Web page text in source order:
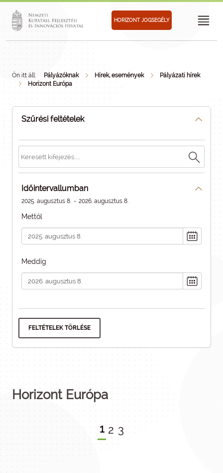
HORIZONT JOGSEGÉLY
Ön itt áll: Pályázóknak Hírek, események
Pályázati hírek
Horizont Európa
Szűrési feltételek
Időintervallumban
2025. augusztus 8. - 2026. augusztus 8.
Mettől
Meddig
FELTÉTELEK TÖRLÉSE
Horizont Európa
1 2 3